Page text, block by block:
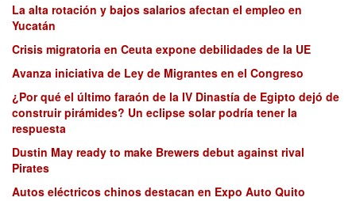
La alta rotación y bajos salarios afectan el empleo en
Yucatán
Crisis migratoria en Ceuta expone debilidades de la UE
Avanza iniciativa de Ley de Migrantes en el Congreso
¿Por qué el último faraón de la IV Dinastía de Egipto dejó de
construir pirámides? Un eclipse solar podría tener la
respuesta
Dustin May ready to make Brewers debut against rival
Pirates
Autos eléctricos chinos destacan en Expo Auto Quito